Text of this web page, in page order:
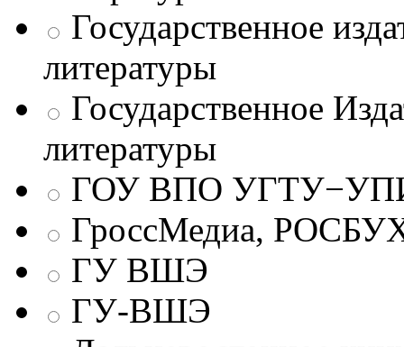
Государственное
литературы
Государственное
литературы
ГОУ ВПО
ГроссМедиа,
ГУ ВШЭ
ГУ-ВШЭ